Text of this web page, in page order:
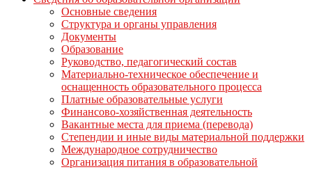
Основные сведения
Структура и органы управления
Документы
Образование
Руководство, педагогический состав
Материально-техническое обеспечение и
оснащенность образовательного процесса
Платные образовательные услуги
Финансово-хозяйственная деятельность
Вакантные места для приема (перевода)
Степендии и иные виды материальной поддержки
Международное сотрудничество
Организация питания в образовательной